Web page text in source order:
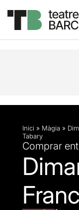
Descripció
Inici » Màgia »
Tabary
Comprar